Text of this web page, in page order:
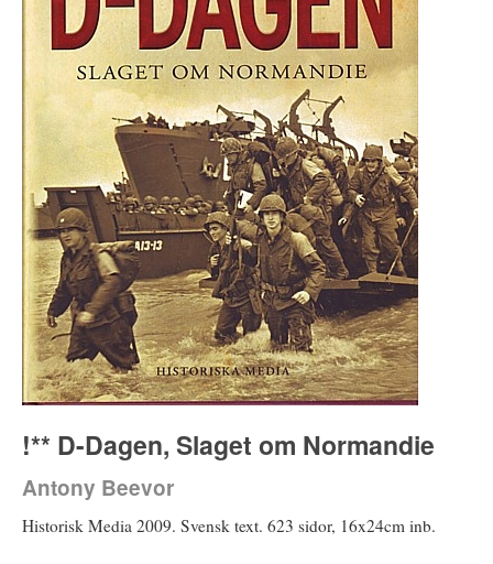
!** D-Dagen, Slaget om Normandie
Antony Beevor
Historisk Media 2009. Svensk text. 623 sidor, 16x24cm inb.